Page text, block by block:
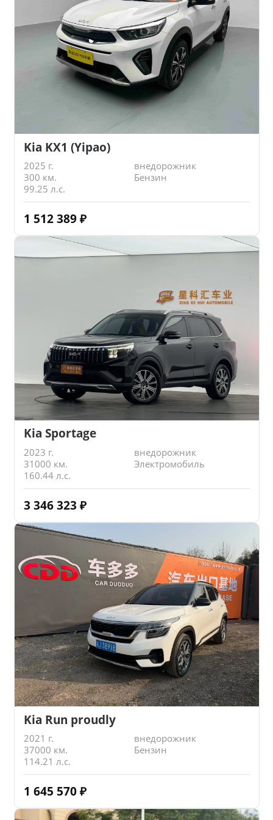
Kia KX1 (Yipao)
2025 г.
внедорожник
300 км.
Бензин
99.25 л.с.
1 512 389 ₽
Kia Sportage
2023 г.
внедорожник
31000 км.
Электромобиль
160.44 л.с.
3 346 323 ₽
Kia Run proudly
2021 г.
внедорожник
37000 км.
Бензин
114.21 л.с.
1 645 570 ₽